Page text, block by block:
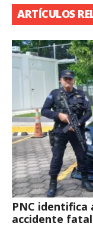
ARTÍCULOS
PNC identifica
accidente